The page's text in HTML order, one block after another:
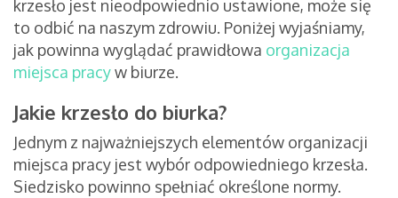
krzesło jest nieodpowiednio ustawione, może się
to odbić na naszym zdrowiu. Poniżej wyjaśniamy,
jak powinna wyglądać prawidłowa organizacja
miejsca pracyw biurze.
Jakie krzesło do biurka?
Jednym z najważniejszych elementów organizacji
miejsca pracy jest wybór odpowiedniego krzesła.
Siedzisko powinno spełniać określone normy.